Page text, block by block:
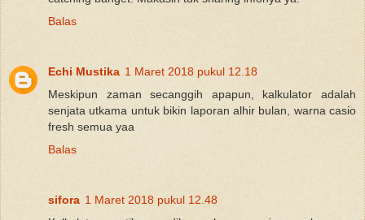
Balas
Echi Mustika 1 Maret 2018 pukul 12.18
Meskipun zaman secanggih apapun, kalkulator adalah
senjata utkama untuk bikin laporan alhir bulan, warna casio
fresh semua yaa
Balas
sifora 1 Maret 2018 pukul 12.48